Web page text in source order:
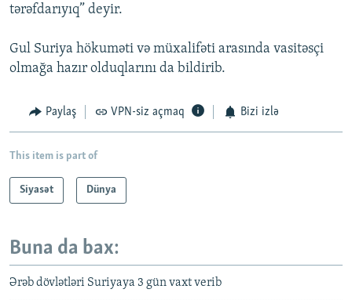
tərəfdarıyıq” deyir.
Gul Suriya hökuməti və müxalifəti arasında vasitəsçi
olmağa hazır olduqlarını da bildirib.
Paylaş VPN-siz açmaq Bizi izlə
This item is part of
Siyasət Dünya
Buna da bax:
Ərəb dövlətləri Suriyaya 3 gün vaxt verib